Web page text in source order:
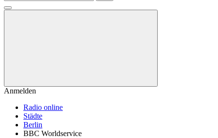
Anmelden
Radio online
Städte
Berlin
BBC Worldservice